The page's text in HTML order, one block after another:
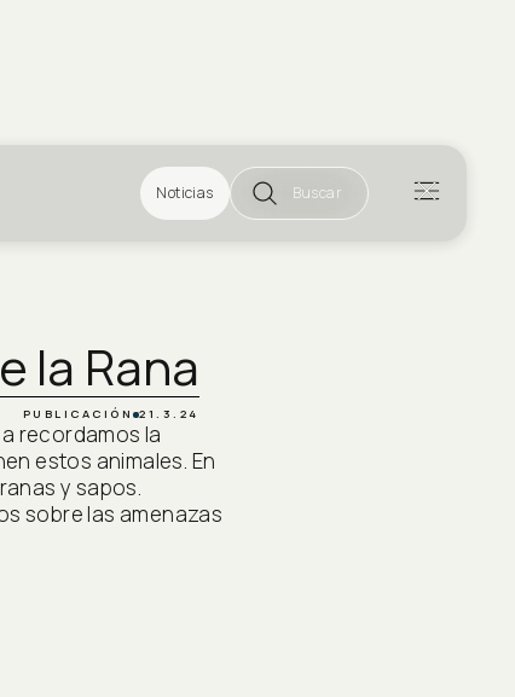
Noticias Buscar
la Rana
PUBLICACIÓN 21.3.24
recordamos la
estos animales. En
y sapos.
sobre las amenazas